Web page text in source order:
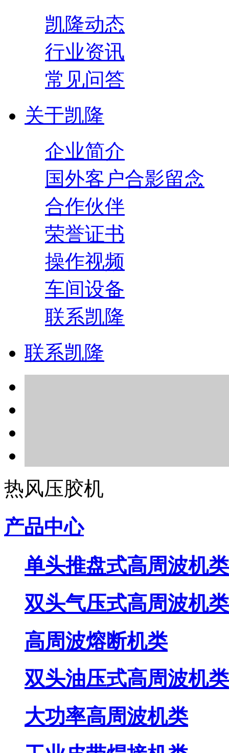
凯隆动态
行业资讯
常见问答
关于凯隆
企业简介
国外客户合影留念
合作伙伴
荣誉证书
操作视频
车间设备
联系凯隆
联系凯隆
热风压胶机
产品中心
单头推盘式高周波机类
双头气压式高周波机类
高周波熔断机类
双头油压式高周波机类
大功率高周波机类